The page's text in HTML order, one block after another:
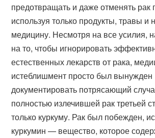
предотвращать и даже отменять рак
используя только продукты, травы и
медицину. Несмотря на все усилия,
на то, чтобы игнорировать
естественных лекарств от рака,
истеблишмент просто был вынужден
документировать потрясающий
полностью излечившей рак третьей
только куркуму. Рак был побежден,
куркумин — вещество, которое